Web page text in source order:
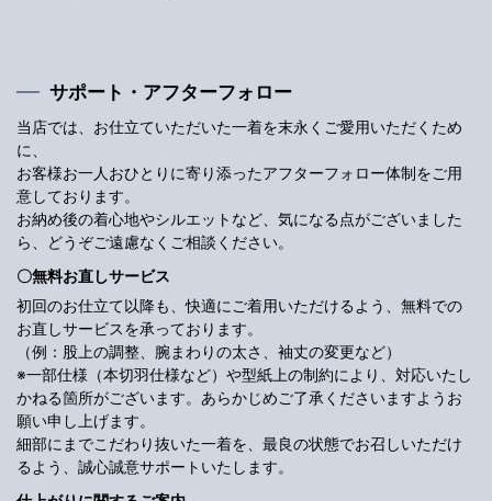
サポート・アフターフォロー
当店では、お仕立ていただいた一着を末永くご愛用いただくため
に、
お客様お一人おひとりに寄り添ったアフターフォロー体制をご用
意しております。
お納め後の着心地やシルエットなど、気になる点がございました
ら、どうぞご遠慮なくご相談ください。
〇無料お直しサービス
初回のお仕立て以降も、快適にご着用いただけるよう、無料での
お直しサービスを承っております。
（例：股上の調整、腕まわりの太さ、袖丈の変更など）
※一部仕様（本切羽仕様など）や型紙上の制約により、対応いたし
かねる箇所がございます。あらかじめご了承くださいますようお
願い申し上げます。
細部にまでこだわり抜いた一着を、最良の状態でお召しいただけ
るよう、誠心誠意サポートいたします。